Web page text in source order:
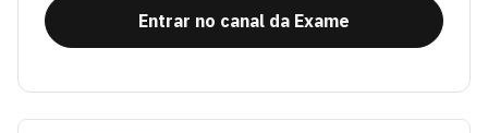
Entrar no canal da Exame